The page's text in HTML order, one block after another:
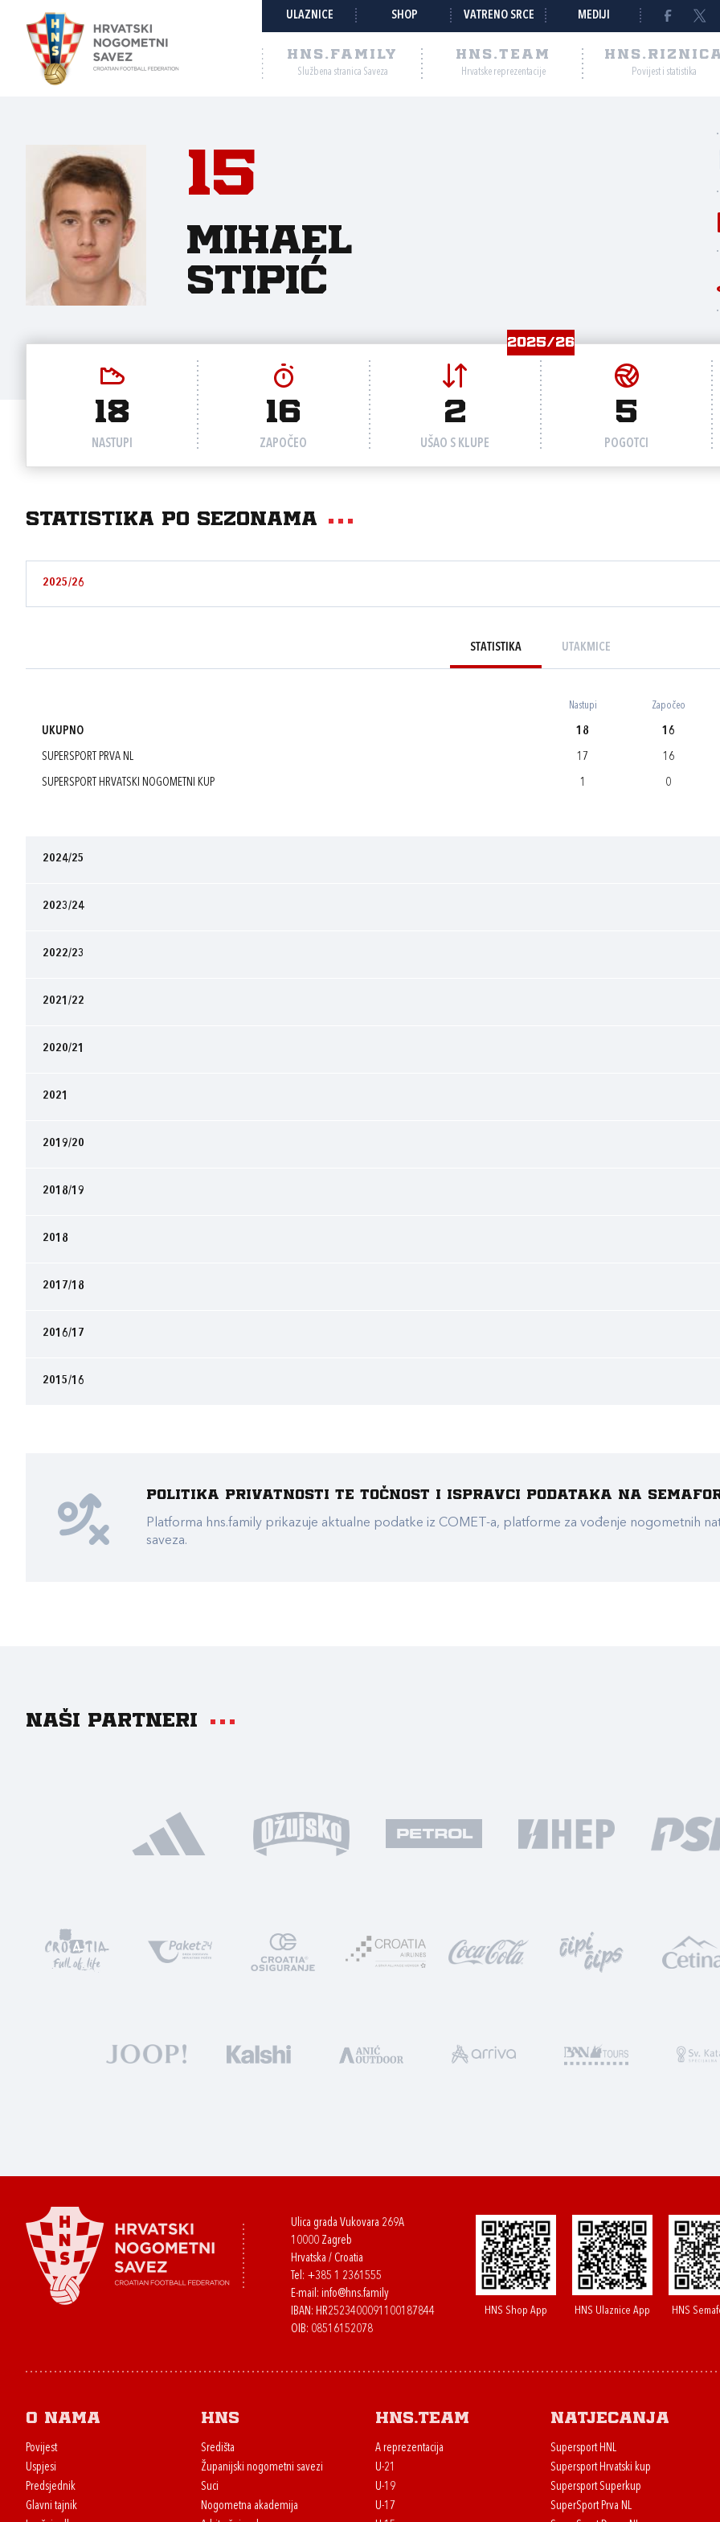
ULAZNICE SHOP VATRENO SRCE MEDIJI
HNS.FAMILY
Službena stranica Saveza
HNS.TEAM
Hrvatske reprezentacije Povijest i statistika
15
Mihael
Stipić
2025/26
18
NASTUPI
16
ZAPOČEO
2
UŠAO S KLUPE
5
POGOTCI
Statistika po sezonama
2025/26
STATISTIKA UTAKMICE
Nastupi Započeo
UKUPNO 18 16
SUPERSPORT PRVA NL 17 16
SUPERSPORT HRVATSKI NOGOMETNI KUP 1 0
2024/25
2023/24
2022/23
2021/22
2020/21
2021
2019/20
2018/19
2018
2017/18
2016/17
2015/16
Politika privatnosti te točnost i ispravci podataka na
Platforma hns.family prikazuje aktualne podatke iz COMET-a, platforme za vođenje nogometnih
saveza.
Naši partneri
Ulica grada Vukovara 269A
10000 Zagreb
Hrvatska / Croatia
Tel: +385 1 2361555
E-mail: info@hns.family
IBAN: HR2523400091100187844
OIB: 08516152078
HNS Shop App HNS Ulaznice App HNS
O nama
Povijest
Uspjesi
Predsjednik
Glavni tajnik
HNS
Središta
Županijski nogometni savezi
Suci
Nogometna akademija
HNS.team
A reprezentacija
U-21
U-19
U-17
Natjecanja
Supersport HNL
Supersport Hrvatski kup
Supersport Superkup
SuperSport Prva NL